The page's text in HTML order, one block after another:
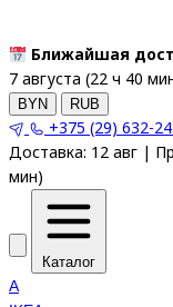
Ближайшая
7 августа (22 ч 40
BYN RUB
+375 (29) 632-
Доставка: 12 авг |
мин)
Каталог
A